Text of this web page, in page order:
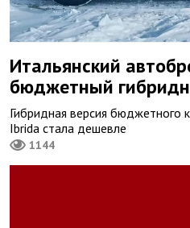
Итальянский
бюджетный
Гибридная версия бюджетного
Ibrida стала дешевле
1144